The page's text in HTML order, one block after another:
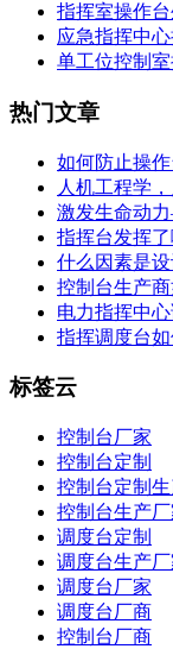
指挥室操作
应急指挥中
单工位控制
热门文章
如何防止操
人机工程学
激发生命动
指挥台发挥
什么因素是
控制台生产
电力指挥中
指挥调度台
标签云
控制台厂家
控制台定制
控制台定制
控制台生产厂
调度台定制
调度台生产厂
调度台厂家
调度台厂商
控制台厂商